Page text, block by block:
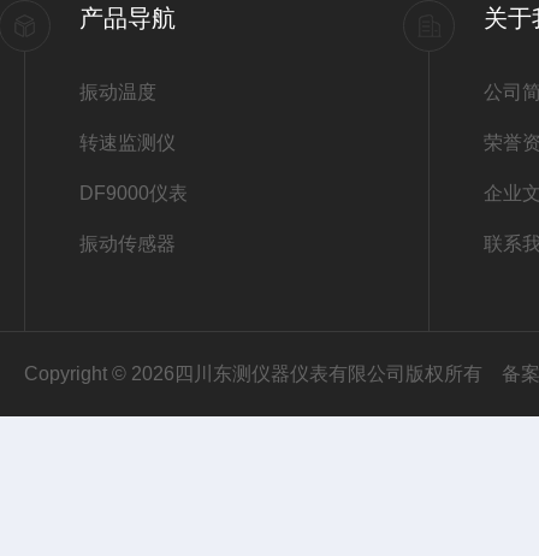
产品导航
振动温度
转速监测仪
DF9000仪表
振动传感器
关于
公司
荣誉
企业
联系
Copyright © 2026四川东测仪器仪表有限公司版权所有 备